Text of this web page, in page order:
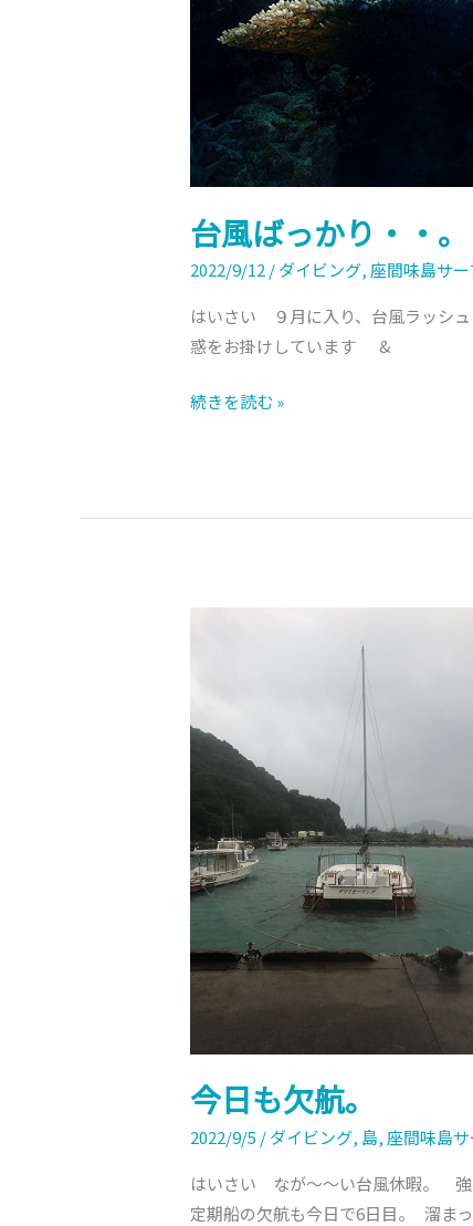
台風ばっかり・・。
2022/9/12/ダイビング,座間味島サー
はいさい ９月に入り、台風ラッシ
惑をお掛けしています &
続きを読む »
今日も欠航。
2022/9/5 /ダイビング, 島, 座間味島
はいさい なが～～い台風休暇。 強
定期船の欠航も今日で6日目。 溜ま
航。